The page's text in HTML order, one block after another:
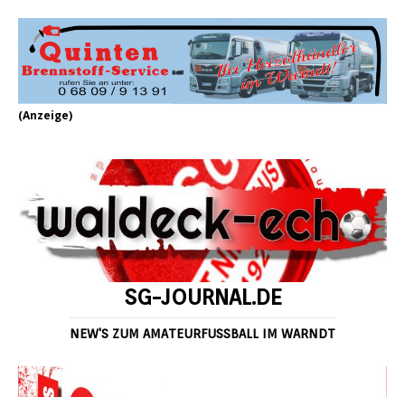
(Anzeige)
SG-JOURNAL.DE
NEW'S ZUM AMATEURFUSSBALL IM WARNDT